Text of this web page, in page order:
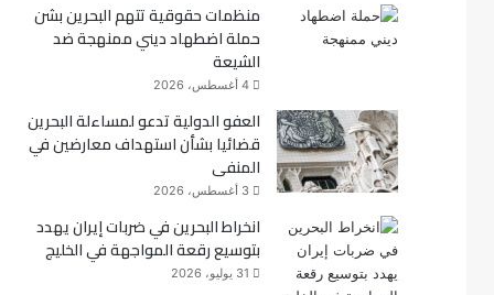
منظمات حقوقية تتهم البحرين بشن
حملة اضطهاد ديني ممنهجة ضد
الشيعة
4 أغسطس، 2026
العفو الدولية تدعو لمساءلة البحرين
قضائيا بشأن استهداف معارضين في
المنفى
3 أغسطس، 2026
انخراط البحرين في ضربات إيران يهدد
بتوسيع رقعة المواجهة في الخليج
31 يوليو، 2026